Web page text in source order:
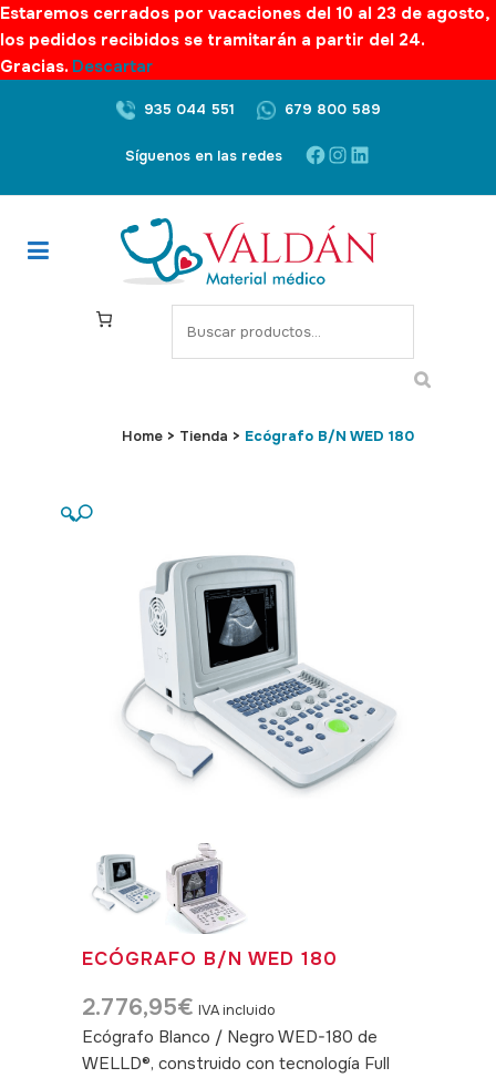
Estaremos cerrados por vacaciones del 10 al 23 de agosto,
los pedidos recibidos se tramitarán a partir del 24.
Gracias. Descartar
935 044 551 679 800 589
Síguenos en las redes Facebook
Instagram
LinkedIn
S
e
Home > Tienda > Ecógrafo B/N WED 180
🔍
ECÓGRAFO B/N WED 180
2.776,95€ IVA incluido
Ecógrafo Blanco / Negro WED-180 de
WELLD®, construido con tecnología Full